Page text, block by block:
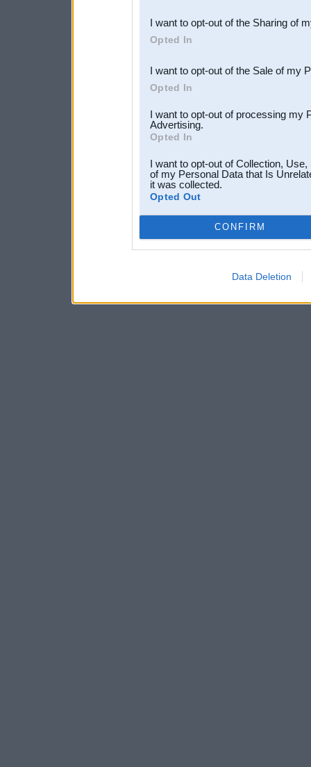
Downstream Participants
third parties.
I want to opt-out of the Sharing of
Opted In
I want to opt-out of the Sale of my
Opted In
I want to opt-out of processing my
Advertising.
Opted In
I want to opt-out of Collection,
of my Personal Data that Is
it was collected.
Opted Out
CONFIRM
Data Deletion